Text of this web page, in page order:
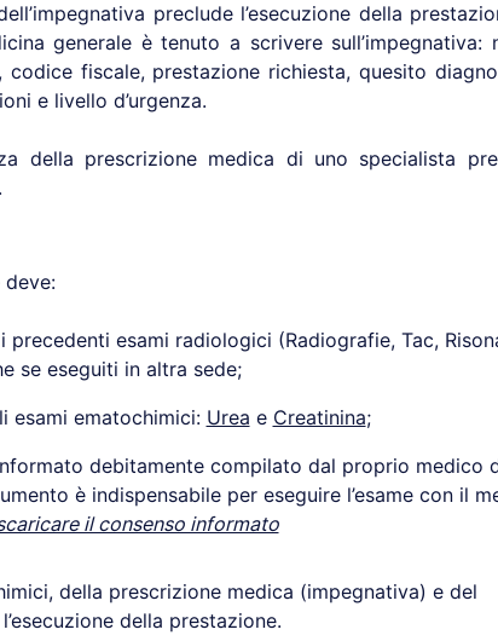
preclude l’esecuzione della
generale è tenuto a scrivere sull’impegnativa:
codice fiscale, prestazione richiesta, quesito
e livello d’urgenza.
della prescrizione medica di uno specialista
deve:
esami radiologici (Radiografie, Tac,
se eseguiti in altra sede;
esami ematochimici: Urea e Creatinina;
debitamente compilato dal proprio medico
è indispensabile per eseguire l’esame con il
il consenso informato
della prescrizione medica (impegnativa) e del
della prestazione.